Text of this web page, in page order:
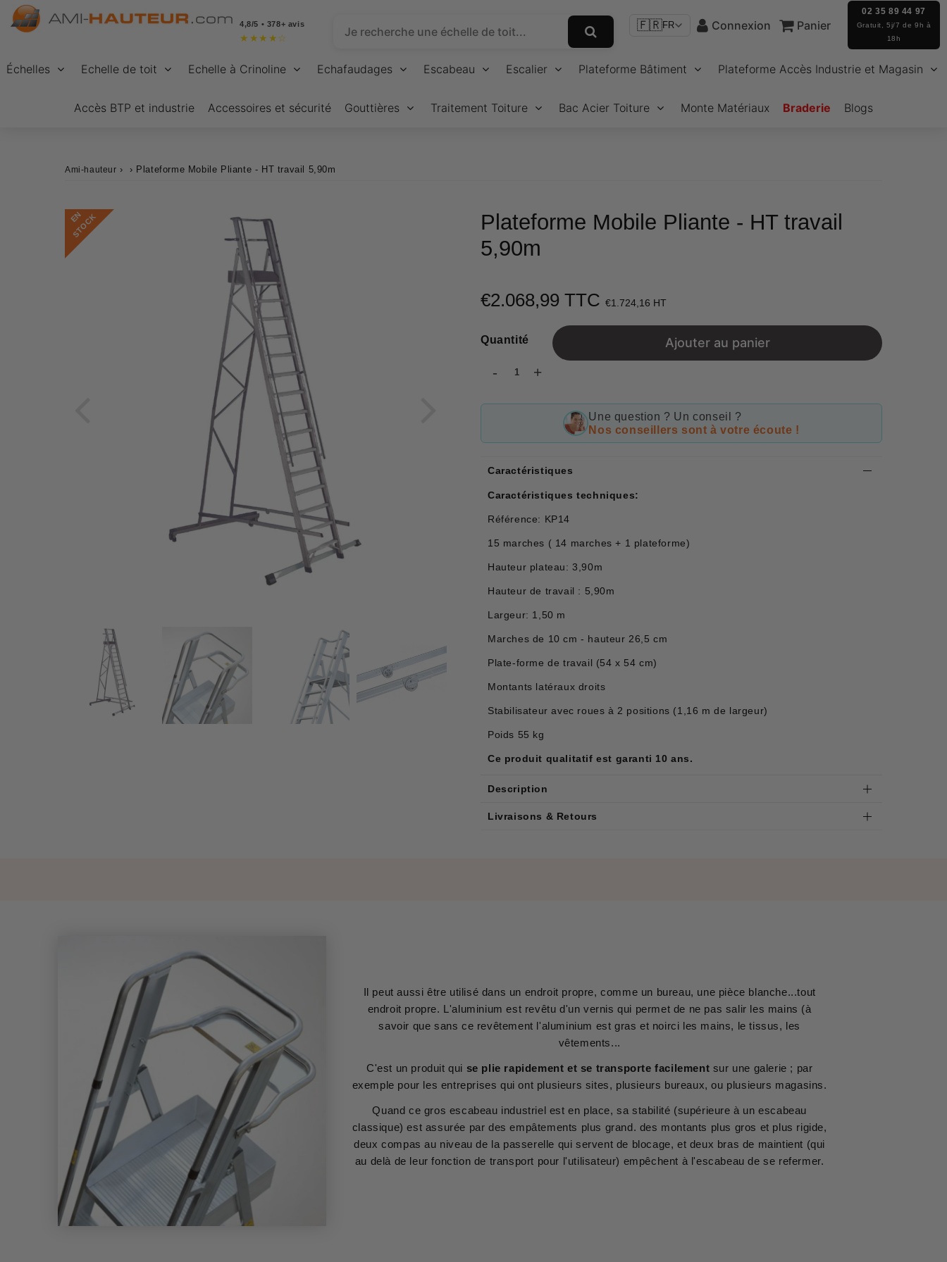
4,8/5 • 378+ avis
★ ★ ★ ★ ☆
🇫🇷FR Connexion Panier
02 35 89 44 97
Gratuit, 5j/7 de 9h à
18h
Échelles Echelle de toit Echelle à Crinoline Echafaudages Escabeau Escalier Plateforme Bâtiment Plateforme Accès Industrie et Magasin
Accès BTP et industrie Accessoires et sécurité Gouttières Traitement Toiture Bac Acier Toiture Monte Matériaux Braderie Blogs
Ami-hauteur › › Plateforme Mobile Pliante - HT travail 5,90m
E
N
S
T
O
C
K
Plateforme Mobile Pliante - HT travail
5,90m
€2.068,99 TTC €1.724,16 HT
Quantité
- +
Ajouter au panier
Une question ? Un conseil ?
Nos conseillers sont à votre écoute !
Caractéristiques
Caractéristiques techniques:
Référence: KP14
15 marches ( 14 marches + 1 plateforme)
Hauteur plateau: 3,90m
Hauteur de travail : 5,90m
Largeur: 1,50 m
Marches de 10 cm - hauteur 26,5 cm
Plate-forme de travail (54 x 54 cm)
Montants latéraux droits
Stabilisateur avec roues à 2 positions (1,16 m de largeur)
Poids 55 kg
Ce produit qualitatif est garanti 10 ans.
Description
Livraisons & Retours
Il peut aussi être utilisé dans un endroit propre, comme un bureau, une pièce blanche...tout
endroit propre. L'aluminium est revêtu d'un vernis qui permet de ne pas salir les mains (à
savoir que sans ce revêtement l'aluminium est gras et noirci les mains, le tissus, les
vêtements...
C'est un produit qui se plie rapidement et se transporte facilement sur une galerie ; par
exemple pour les entreprises qui ont plusieurs sites, plusieurs bureaux, ou plusieurs magasins.
Quand ce gros escabeau industriel est en place, sa stabilité (supérieure à un escabeau
classique) est assurée par des empâtements plus grand. des montants plus gros et plus rigide,
deux compas au niveau de la passerelle qui servent de blocage, et deux bras de maintient (qui
au delà de leur fonction de transport pour l'utilisateur) empêchent à l'escabeau de se refermer.